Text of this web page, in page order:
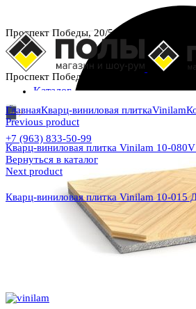
Проспект Победы, 20/5
Проспект Победы, 20/5
Каталог
+7 (963) 833-50-99
ГлавнаяКварц-виниловая плиткаVinilam
Previous product
Кварц-виниловая плитка Vinilam 10-
Вернуться в каталог
Next product
Кварц-виниловая плитка Vinilam 10-015